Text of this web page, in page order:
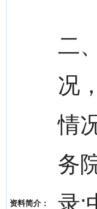
资料简介：
二
况
情
务
录;